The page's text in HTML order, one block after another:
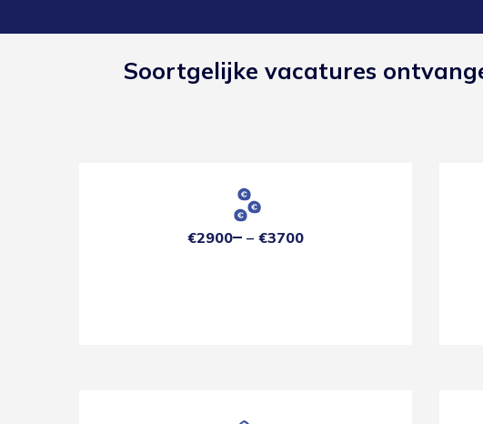
Soortgelijke vacatures
€2900 €3700